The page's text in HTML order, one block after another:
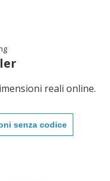
reali online.
senza codice